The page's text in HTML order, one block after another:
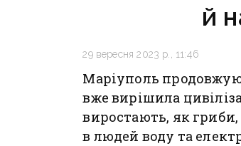
й
29 вересня 2023 р., 11:46
Маріуполь
вже вирішила
виростають, як
в людей воду та